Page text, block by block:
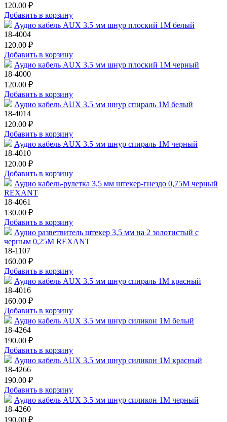
120.00 ₽
Добавить в корзину
Аудио кабель AUX 3.5 мм шнур плоский 1M белый
18-4004
120.00 ₽
Добавить в корзину
Аудио кабель AUX 3.5 мм шнур плоский 1M черный
18-4000
120.00 ₽
Добавить в корзину
Аудио кабель AUX 3.5 мм шнур спираль 1M белый
18-4014
120.00 ₽
Добавить в корзину
Аудио кабель AUX 3.5 мм шнур спираль 1M черный
18-4010
120.00 ₽
Добавить в корзину
Аудио кабель-рулетка 3,5 мм штекер-гнездо 0,75М черный
REXANT
18-4061
130.00 ₽
Добавить в корзину
Аудио разветвитель штекер 3,5 мм на 2 золотистый с
черным 0,25М REXANT
18-1107
160.00 ₽
Добавить в корзину
Аудио кабель AUX 3.5 мм шнур спираль 1M красный
18-4016
160.00 ₽
Добавить в корзину
Аудио кабель AUX 3.5 мм шнур силикон 1M белый
18-4264
190.00 ₽
Добавить в корзину
Аудио кабель AUX 3.5 мм шнур силикон 1M красный
18-4266
190.00 ₽
Добавить в корзину
Аудио кабель AUX 3.5 мм шнур силикон 1M черный
18-4260
190.00 ₽